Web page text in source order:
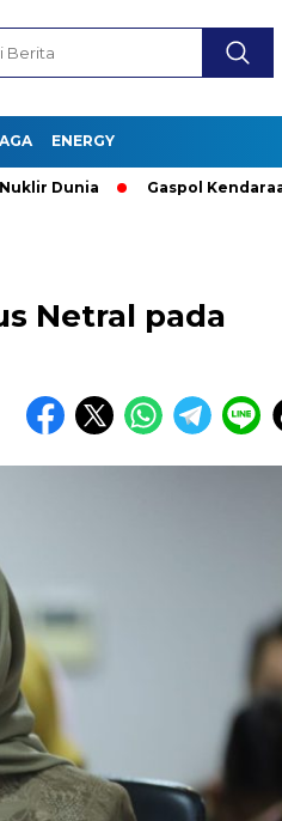
ENERGY
Gaspol Kendaraan
Netral pada